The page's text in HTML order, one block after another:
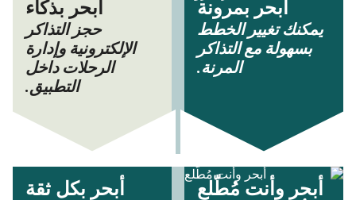
أبحر بمرونة
يمكنك تغيير الخطط
بسهولة مع التذاكر
المرنة.
أبحر بذكاء
حجز التذاكر
الإلكترونية وإدارة
الرحلات داخل
التطبيق.
أبحر وأنت مُطّلع أبحر بكل ثقة